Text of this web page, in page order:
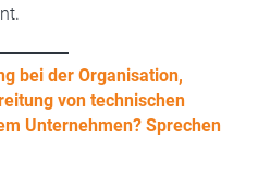
bei der Organisation,
von technischen
Unternehmen? Sprechen